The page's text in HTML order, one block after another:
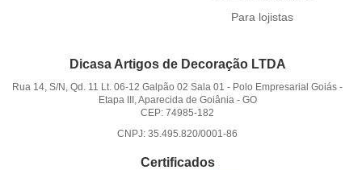
Para lojistas
Dicasa Artigos de Decoração LTDA
Rua 14, S/N, Qd. 11 Lt. 06-12 Galpão 02 Sala 01 - Polo Empresarial Goiás -
Etapa III, Aparecida de Goiânia- GO
CEP: 74985-182
CNPJ: 35.495.820/0001-86
Certificados